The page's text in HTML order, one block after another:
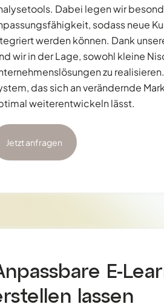
Dabei legen wir
sodass neue
werden können. Dank
wir in der Lage, sowohl kleine
zu
das sich an verändernde
weiterentwickeln lässt.
Jetzt anfragen
E-
lassen